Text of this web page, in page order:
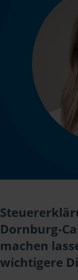
Dornburg-
machen
wichtigere